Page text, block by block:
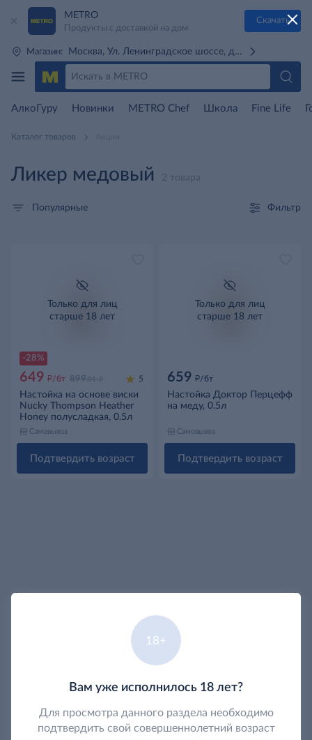
METRO
Продукты с доставкой на дом
Скачать
Магазин: Москва, Ул. Ленинградское шоссе, д. 71Г (м. Речной
АлкоГуру Новинки METRO Chef Школа Fine Life
Каталог товаров
Ликер медовый 2 товара
Популярные Фильтр
-28%
Только для лиц
старше 18 лет
649 д/бт 899.01 д 5
Настойка на основе виски
Nucky Thompson Heather
Honey полусладкая, 0.5л
Самовывоз
Подтвердить возраст
Только для лиц
старше 18 лет
659 д/бт
Настойка Доктор Перцефф
на меду, 0.5л
Самовывоз
Подтвердить возраст
18+
Вам уже исполнилось 18 лет?
Для просмотра данного раздела необходимо
подтвердить свой совершеннолетний возраст